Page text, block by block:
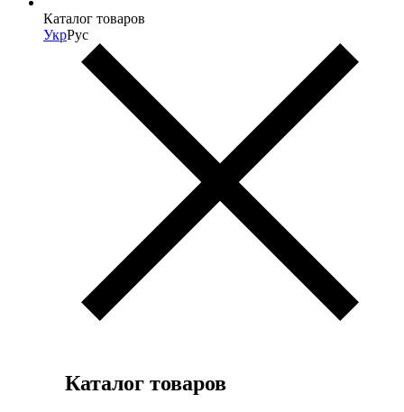
Каталог товаров
УкрРус
Каталог товаров